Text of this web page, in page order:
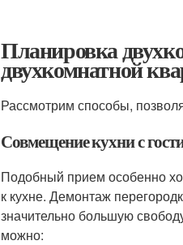
Планировка
двухкомнатной
Рассмотрим способы,
Совмещение кухни с
Подобный прием особенно
к кухне. Демонтаж
значительно большую
можно: